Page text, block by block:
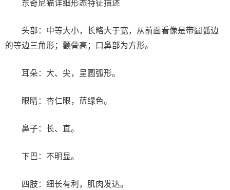
东奇尼猫详细形态特征描述
头部：中等大小，长略大于宽，从前面看像是带圆弧边
的等边三角形；颧骨高；口鼻部为方形。
耳朵：大、尖，呈圆弧形。
眼睛：杏仁眼，蓝绿色。
鼻子：长、直。
下巴：不明显。
四肢：细长有利，肌肉发达。